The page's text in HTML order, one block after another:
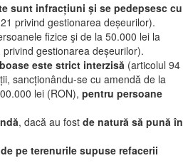
sunt infracțiuni și se pedepsesc cu
privind gestionarea deșeurilor).
fizice şi de la 50.000 lei la
gestionarea deșeurilor).
este strict interzisă (articolul 94
sancționându-se cu amendă de la
lei (RON), pentru persoane
, dacă au fost de natură să pună în
pe terenurile supuse refacerii